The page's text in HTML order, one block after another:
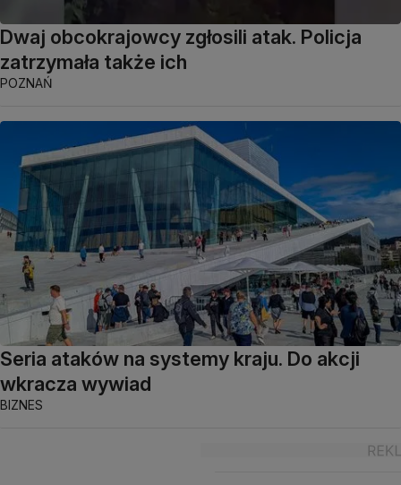
Dwaj obcokrajowcy zgłosili atak. Policja
zatrzymała także ich
POZNAŃ
Seria ataków na systemy kraju. Do akcji
wkracza wywiad
BIZNES